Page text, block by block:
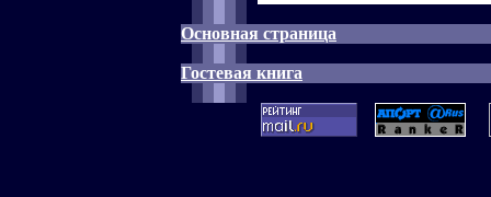
Основная страница
Гостевая книга